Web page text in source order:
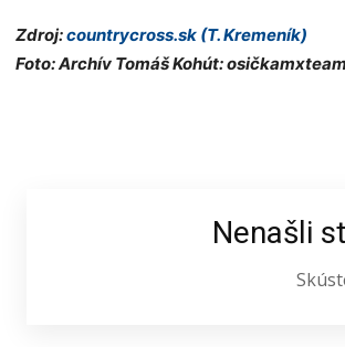
Zdroj:countrycross.sk (T. Kremeník)
Foto: Archív Tomáš Kohút:
Nenašli